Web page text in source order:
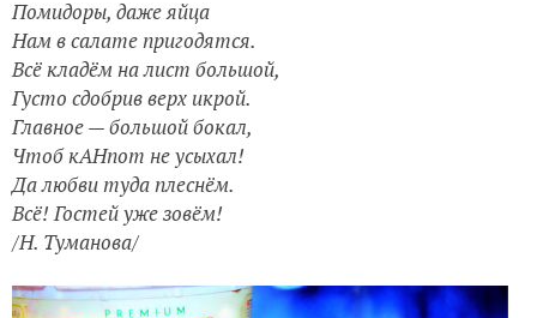
Помидоры, даже яйца
Нам в салате пригодятся.
Всё кладём на лист большой,
Густо сдобрив верх икрой.
Главное — большой бокал,
Чтоб кАНпот не усыхал!
Да любви туда плеснём.
Всё! Гостей уже зовём!
/Н. Туманова/